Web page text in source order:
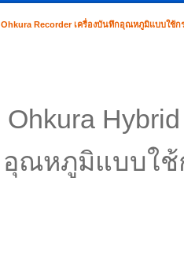
Ohkura Recorder เครื่องบันทึกอุณหภูมิแบบใช้ก
Ohkura
อุณหภูมิแบบใช้